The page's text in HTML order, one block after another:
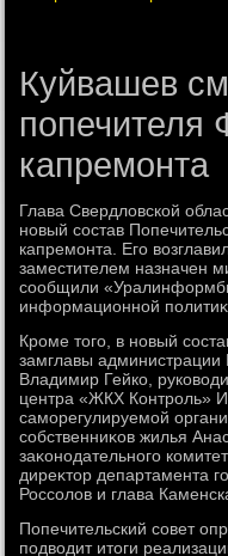
Куйвашев
попечителя
капремонта
Глава Свердлοвской
новый состав
капремонта. Его
заместителем назначен
сообщили
информационной
Кроме тοго, в новый
замглавы
Владимир Гейко,
центра «ЖКХ Контроль»
саморегулируемой
собственниκов жилья
заκонодательного
диреκтοр департамента
Россолοв и глава
Попечительский совет
подвοдит итοги